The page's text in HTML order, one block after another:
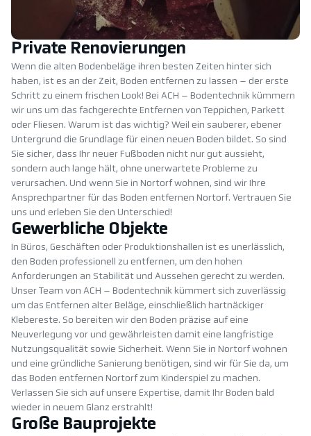
Private Renovierungen
Wenn die alten Bodenbeläge ihren besten Zeiten hinter sich
haben, ist es an der Zeit, Boden entfernen zu lassen – der erste
Schritt zu einem frischen Look! Bei ACH – Bodentechnik kümmern
wir uns um das fachgerechte Entfernen von Teppichen, Parkett
oder Fliesen. Warum ist das wichtig? Weil ein sauberer, ebener
Untergrund die Grundlage für einen neuen Boden bildet. So sind
Sie sicher, dass Ihr neuer Fußboden nicht nur gut aussieht,
sondern auch lange hält, ohne unerwartete Probleme zu
verursachen. Und wenn Sie in Nortorf wohnen, sind wir Ihre
Ansprechpartner für das Boden entfernen Nortorf. Vertrauen Sie
uns und erleben Sie den Unterschied!
Gewerbliche Objekte
In Büros, Geschäften oder Produktionshallen ist es unerlässlich,
den Boden professionell zu entfernen, um den hohen
Anforderungen an Stabilität und Aussehen gerecht zu werden.
Unser Team von ACH – Bodentechnik kümmert sich zuverlässig
um das Entfernen alter Beläge, einschließlich hartnäckiger
Klebereste. So bereiten wir den Boden präzise auf eine
Neuverlegung vor und gewährleisten damit eine langfristige
Nutzungsqualität sowie Sicherheit. Wenn Sie in Nortorf wohnen
und eine gründliche Sanierung benötigen, sind wir für Sie da, um
das Boden entfernen Nortorf zum Kinderspiel zu machen.
Verlassen Sie sich auf unsere Expertise, damit Ihr Boden bald
wieder in neuem Glanz erstrahlt!
Große Bauprojekte